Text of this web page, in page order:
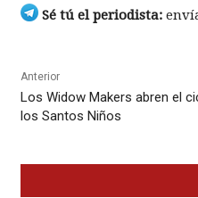
Sé tú el periodista:
Anterior
Los Widow Makers abren el
los Santos Niños